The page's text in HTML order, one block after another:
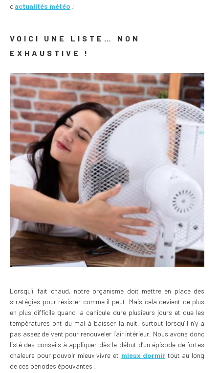
d’actualités météo !
VOICI UNE LISTE… NON
EXHAUSTIVE !
Lorsqu’il fait chaud, notre organisme doit mettre en place des
stratégies pour résister comme il peut. Mais cela devient de plus
en plus difficile quand la canicule dure plusieurs jours et que les
températures ont du mal à baisser la nuit, surtout lorsqu’il n’y a
pas assez de vent pour renouveler l’air intérieur. Nous avons donc
listé des conseils à appliquer dès le début d’un épisode de fortes
chaleurs pour pouvoir mieux vivre et mieux dormir tout au long
de ces périodes épouvantes :